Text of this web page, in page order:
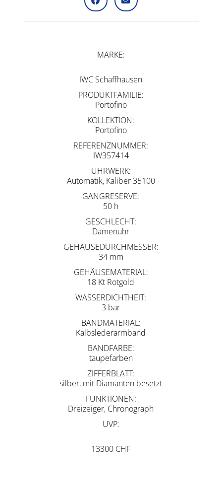
MARKE
IWC Schaffhausen
PRODUKTFAMILIE
Portofino
KOLLEKTION
Portofino
REFERENZNUMMER
IW357414
UHRWERK
Automatik, Kaliber 35100
GANGRESERVE
50 h
GESCHLECHT
Damenuhr
GEHÄUSEDURCHMESSER
34 mm
GEHÄUSEMATERIAL
18 Kt Rotgold
WASSERDICHTHEIT
3 bar
BANDMATERIAL
Kalbslederarmband
BANDFARBE
taupefarben
ZIFFERBLATT
silber, mit Diamanten besetzt
FUNKTIONEN
Dreizeiger, Chronograph
UVP
13300 CHF